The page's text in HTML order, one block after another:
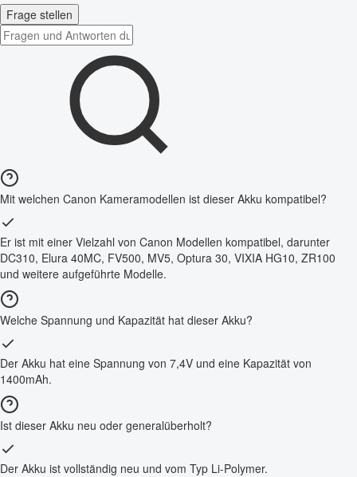
Frage stellen
Mit welchen Canon Kameramodellen ist dieser Akku kompatibel?
Er ist mit einer Vielzahl von Canon Modellen kompatibel, darunter
DC310, Elura 40MC, FV500, MV5, Optura 30, VIXIA HG10, ZR100
und weitere aufgeführte Modelle.
Welche Spannung und Kapazität hat dieser Akku?
Der Akku hat eine Spannung von 7,4V und eine Kapazität von
1400mAh.
Ist dieser Akku neu oder generalüberholt?
Der Akku ist vollständig neu und vom Typ Li-Polymer.